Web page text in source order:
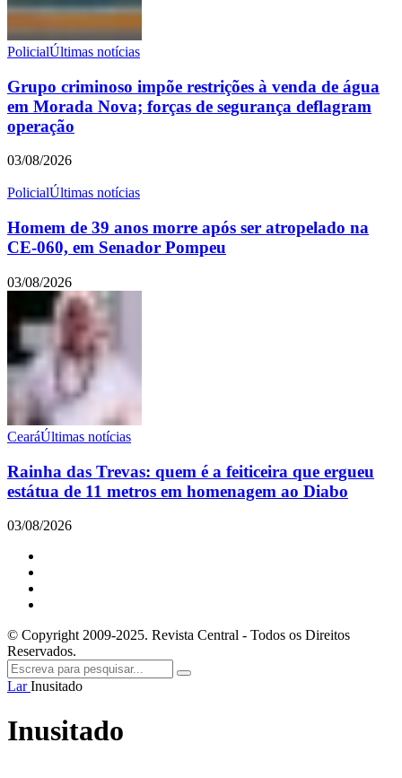
PolicialÚltimas notícias
Grupo criminoso impõe restrições à venda de água
em Morada Nova; forças de segurança deflagram
operação
03/08/2026
PolicialÚltimas notícias
Homem de 39 anos morre após ser atropelado na
CE-060, em Senador Pompeu
03/08/2026
CearáÚltimas notícias
Rainha das Trevas: quem é a feiticeira que ergueu
estátua de 11 metros em homenagem ao Diabo
03/08/2026
© Copyright 2009-2025. Revista Central - Todos os Direitos
Reservados.
LarInusitado
Inusitado